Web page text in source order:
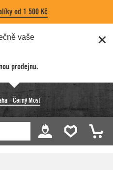
od 1 500 Kč
vaše
prodejnu.
- Černý Most